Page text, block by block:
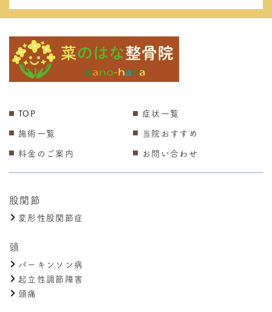
TOP
症状一覧
施術一覧
当院おすすめ
料金のご案内
お問い合わせ
股関節
変形性股関節症
頭
パーキンソン病
起立性調節障害
頭痛